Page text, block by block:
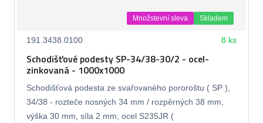
Množstevní sleva Skladem
191.3438.0100 8 ks
Schodišťové podesty SP-34/38-30/2 - ocel-
zinkovaná - 1000x1000
Schodišťová podesta ze svařovaného pororoštu ( SP ),
34/38 - rozteče nosných 34 mm / rozpěrných 38 mm,
výška 30 mm, síla 2 mm, ocel S235JR (